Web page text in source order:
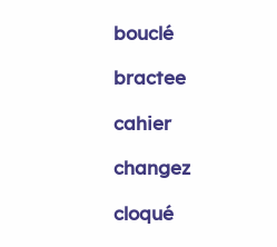
bouclé
bractee
cahier
changez
cloqué